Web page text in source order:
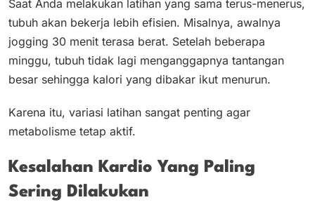
Saat Anda melakukan latihan yang sama terus-menerus,
tubuh akan bekerja lebih efisien. Misalnya, awalnya
jogging 30 menit terasa berat. Setelah beberapa
minggu, tubuh tidak lagi menganggapnya tantangan
besar sehingga kalori yang dibakar ikut menurun.
Karena itu, variasi latihan sangat penting agar
metabolisme tetap aktif.
Kesalahan Kardio Yang Paling
Sering Dilakukan